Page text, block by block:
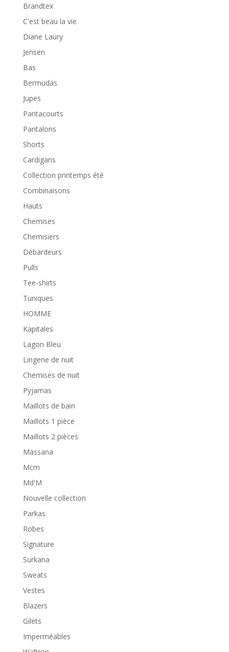
Brandtex
C'est beau la vie
Diane Laury
Jensen
Bas
Bermudas
Jupes
Pantacourts
Pantalons
Shorts
Cardigans
Collection printemps été
Combinaisons
Hauts
Chemises
Chemisiers
Débardeurs
Pulls
Tee-shirts
Tuniques
HOMME
Kapitales
Lagon Bleu
Lingerie de nuit
Chemises de nuit
Pyjamas
Maillots de bain
Maillots 1 pièce
Maillots 2 pièces
Massana
Mcm
Md'M
Nouvelle collection
Parkas
Robes
Signature
Surkana
Sweats
Vestes
Blazers
Gilets
Imperméables